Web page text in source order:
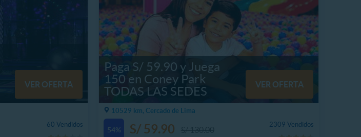
VER OFERTA
60 Vendidos
Paga S/ 59.90 y Juega
150 en Coney Park
TODAS LAS SEDES
VER OFERTA
10529 km, Cercado de Lima
54%
2309 Vendidos
S/ 59.90